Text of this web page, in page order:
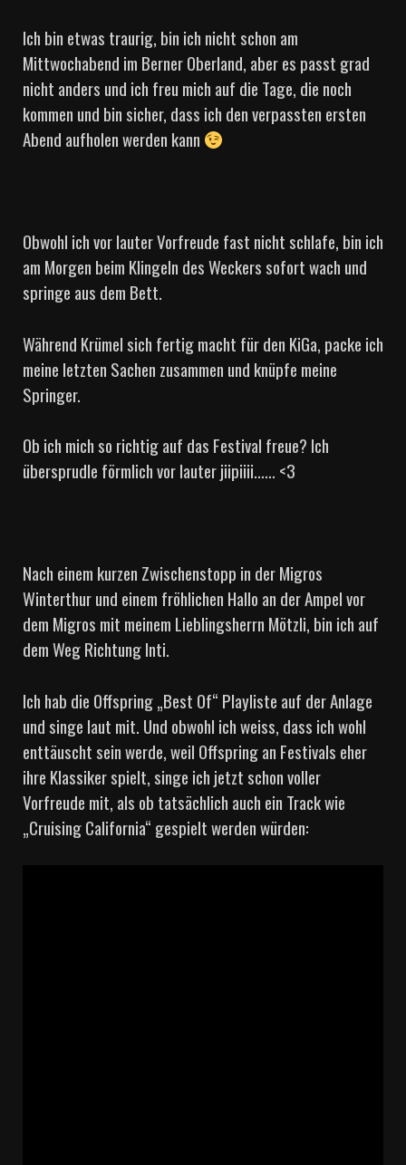
Ich bin etwas traurig, bin ich nicht schon am
Mittwochabend im Berner Oberland, aber es passt grad
nicht anders und ich freu mich auf die Tage, die noch
kommen und bin sicher, dass ich den verpassten ersten
Abend aufholen werden kann
Obwohl ich vor lauter Vorfreude fast nicht schlafe, bin ich
am Morgen beim Klingeln des Weckers sofort wach und
springe aus dem Bett.
Während Krümel sich fertig macht für den KiGa, packe ich
meine letzten Sachen zusammen und knüpfe meine
Springer.
Ob ich mich so richtig auf das Festival freue? Ich
übersprudle förmlich vor lauter jiipiiii…… <3
Nach einem kurzen Zwischenstopp in der Migros
Winterthur und einem fröhlichen Hallo an der Ampel vor
dem Migros mit meinem Lieblingsherrn Mötzli, bin ich auf
dem Weg Richtung Inti.
Ich hab die Offspring „Best Of“ Playliste auf der Anlage
und singe laut mit. Und obwohl ich weiss, dass ich wohl
enttäuscht sein werde, weil Offspring an Festivals eher
ihre Klassiker spielt, singe ich jetzt schon voller
Vorfreude mit, als ob tatsächlich auch ein Track wie
„Cruising California“ gespielt werden würden: